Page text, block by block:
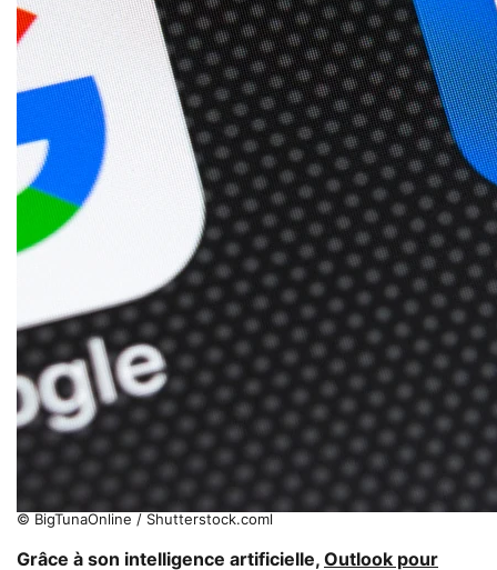
© BigTunaOnline / Shutterstock.coml
Grâce à son intelligence artificielle, Outlook pour